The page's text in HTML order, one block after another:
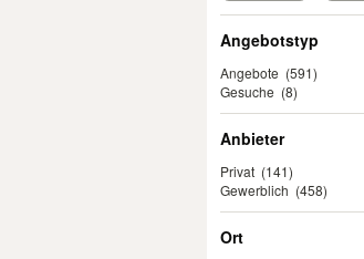
Angebotstyp
Angebote (591)
Gesuche (8)
Anbieter
Privat (141)
Gewerblich (458)
Ort